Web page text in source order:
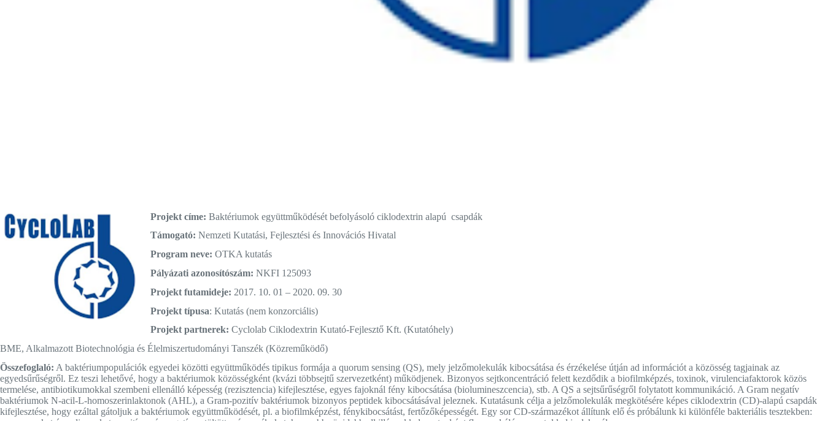
Projekt címe: Baktériumok együttműködését befolyásoló ciklodextrin alapú csapdák
Támogató: Nemzeti Kutatási, Fejlesztési és Innovációs Hivatal
Program neve: OTKA kutatás
Pályázati azonosítószám: NKFI 125093
Projekt futamideje: 2017. 10. 01 – 2020. 09. 30
Projekt típusa: Kutatás (nem konzorciális)
Projekt partnerek: Cyclolab Ciklodextrin Kutató-Fejlesztő Kft. (Kutatóhely)
BME, Alkalmazott Biotechnológia és Élelmiszertudományi Tanszék (Közreműködő)
Összefoglaló: A baktériumpopulációk egyedei közötti együttműködés tipikus formája a quorum sensing (QS), mely jelzőmolekulák kibocsátása és érzékelése útján ad információt a közösség tagjainak az
egyedsűrűségről. Ez teszi lehetővé, hogy a baktériumok közösségként (kvázi többsejtű szervezetként) működjenek. Bizonyos sejtkoncentráció felett kezdődik a biofilmképzés, toxinok, virulenciafaktorok közös
termelése, antibiotikumokkal szembeni ellenálló képesség (rezisztencia) kifejlesztése, egyes fajoknál fény kibocsátása (biolumineszcencia), stb. A QS a sejtsűrűségről folytatott kommunikáció. A Gram negatív
baktériumok N-acil-L-homoszerinlaktonok (AHL), a Gram-pozitív baktériumok bizonyos peptidek kibocsátásával jeleznek. Kutatásunk célja a jelzőmolekulák megkötésére képes ciklodextrin (CD)-alapú csapdák
kifejlesztése, hogy ezáltal gátoljuk a baktériumok együttműködését, pl. a biofilmképzést, fénykibocsátást, fertőzőképességét. Egy sor CD-származékot állítunk elő és próbálunk ki különféle bakteriális tesztekben: